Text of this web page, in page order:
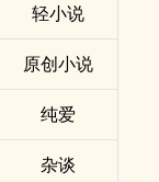
轻小说
原创小说
纯爱
杂谈